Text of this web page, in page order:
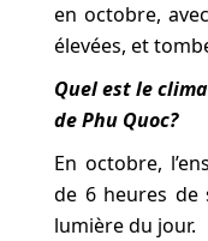
en octobre,
élevées, et
Quel est le
de Phu Quoc?
En octobre,
de 6 heures de
lumière du jour.